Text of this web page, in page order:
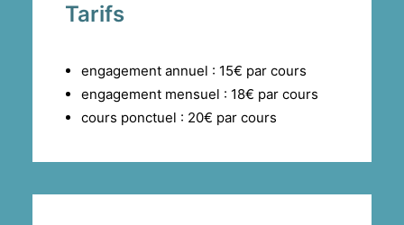
Tarifs
engagement annuel : 15€ par cours
engagement mensuel : 18€ par cours
cours ponctuel : 20€ par cours